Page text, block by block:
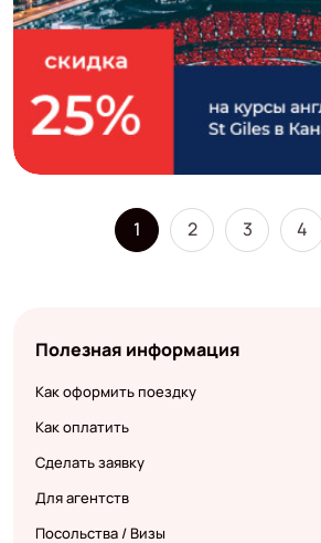
1 2 3 4
Полезная информация
Как оформить поездку
Как оплатить
Сделать заявку
Для агентств
Посольства / Визы